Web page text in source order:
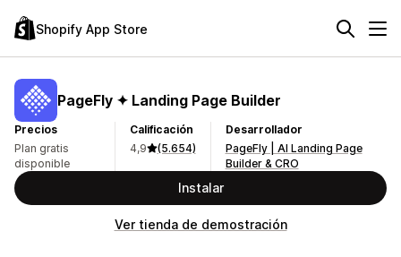
Shopify App Store
PageFly ✦ Landing Page Builder
Precios
Plan gratis
disponible
Calificación
4,9
(5.654)
Desarrollador
PageFly | AI Landing Page
Builder & CRO
Instalar
Ver tienda de demostración